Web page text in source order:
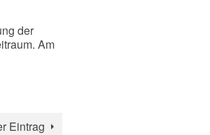
der
Am
Eintrag